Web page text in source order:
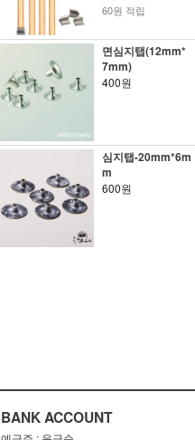
60원 적립
면심지탭(12mm*
7mm)
400원
심지탭-20mm*6m
m
600원
BANK ACCOUNT